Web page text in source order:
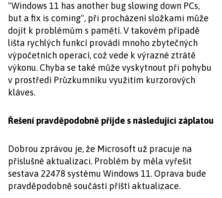
"Windows 11 has another bug slowing down PCs,
but a fix is coming", při procházení složkami může
dojít k problémům s pamětí. V takovém případě
lišta rychlých funkcí provádí mnoho zbytečných
výpočetních operací, což vede k výrazné ztrátě
výkonu. Chyba se také může vyskytnout při pohybu
v prostředí Průzkumníku využitím kurzorových
kláves.
Řešení pravděpodobně přijde s následující záplatou
Dobrou zprávou je, že Microsoft už pracuje na
příslušné aktualizaci. Problém by měla vyřešit
sestava 22478 systému Windows 11. Oprava bude
pravděpodobně součástí příští aktualizace.